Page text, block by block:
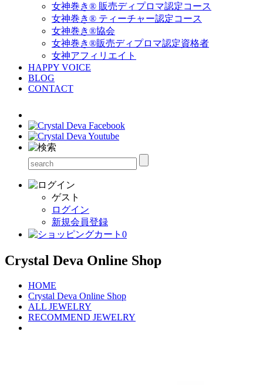
女神巻き® 販売ディプロマ認定コース
女神巻き® ティーチャー認定コース
女神巻き®協会
女神巻き®販売ディプロマ認定資格者
女神アフィリエイト
HAPPY VOICE
BLOG
CONTACT
ゲスト
ログイン
新規会員登録
0
Crystal Deva Online Shop
HOME
Crystal Deva Online Shop
ALL JEWELRY
RECOMMEND JEWELRY